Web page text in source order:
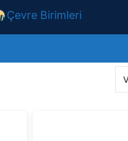
Çevre Birimleri